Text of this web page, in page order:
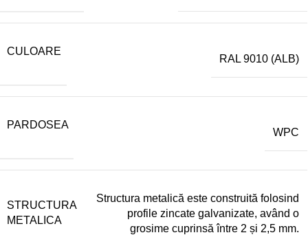
CULOARE
RAL 9010 (ALB)
PARDOSEA
WPC
STRUCTURA
METALICA
Structura metalică este construită folosind
profile zincate galvanizate, având o
grosime cuprinsă între 2 și 2,5 mm.